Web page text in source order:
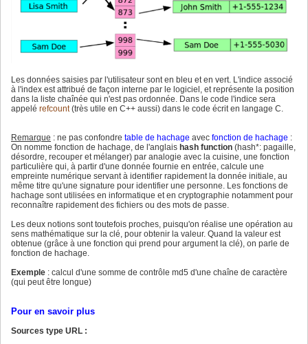
Les données saisies par l'utilisateur sont en bleu et en vert. L'indice associé
à l'index est attribué de façon interne par le logiciel, et représente la position
dans la liste chaînée qui n'est pas ordonnée. Dans le code l'indice sera
appelé refcount(très utile en C++ aussi) dans le code écrit en langage C.
Remarque : ne pas confondre table de hachage avec fonction de hachage :
On nomme fonction de hachage, de l'anglais hash function (hash*: pagaille,
désordre, recouper et mélanger) par analogie avec la cuisine, une fonction
particulière qui, à partir d'une donnée fournie en entrée, calcule une
empreinte numérique servant à identifier rapidement la donnée initiale, au
même titre qu'une signature pour identifier une personne. Les fonctions de
hachage sont utilisées en informatique et en cryptographie notamment pour
reconnaître rapidement des fichiers ou des mots de passe.
Les deux notions sont toutefois proches, puisqu'on réalise une opération au
sens mathématique sur la clé, pour obtenir la valeur. Quand la valeur est
obtenue (grâce à une fonction qui prend pour argument la clé), on parle de
fonction de hachage.
Exemple : calcul d'une somme de contrôle md5 d'une chaîne de caractère
(qui peut être longue)
Pour en savoir plus
Sources type URL :